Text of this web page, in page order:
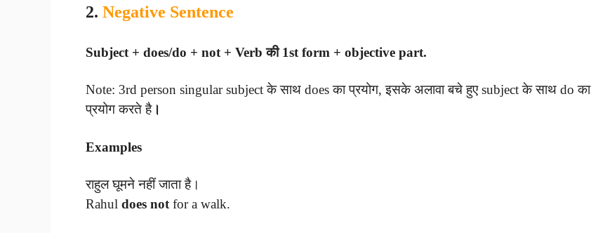
2. Negative Sentence
Subject + does/do + not + Verb की 1st form + objective part.
Note: 3rd person singular subject के साथ does का प्रयोग, इसके अलावा बचे हुए subject के साथ do का
प्रयोग करते है।
Examples
राहुल घूमने नहीं जाता है।
Rahul does notfor a walk.